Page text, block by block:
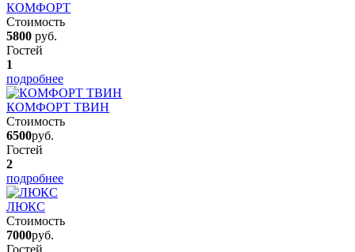
КОМФОРТ
Стоимость
5800 руб.
Гостей
1
подробнее
КОМФОРТ ТВИН
Стоимость
6500руб.
Гостей
2
подробнее
ЛЮКС
Стоимость
7000руб.